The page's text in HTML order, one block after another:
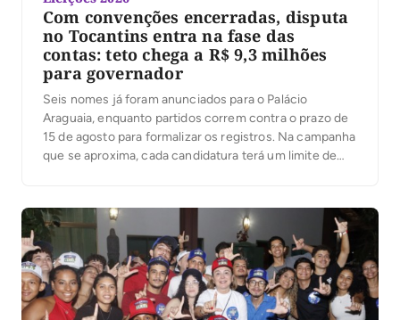
Com convenções encerradas, disputa
no Tocantins entra na fase das
contas: teto chega a R$ 9,3 milhões
para governador
Seis nomes já foram anunciados para o Palácio
Araguaia, enquanto partidos correm contra o prazo de
15 de agosto para formalizar os registros. Na campanha
que se aproxima, cada candidatura terá um limite de
e seis candidaturas anunciadas ao governo do […]